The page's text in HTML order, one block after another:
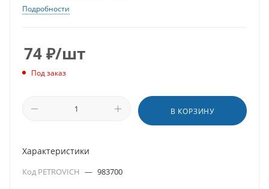
Подробности
74₽/шт
Под заказ
В КОРЗИНУ
Характеристики
Код PETROVICH — 983700